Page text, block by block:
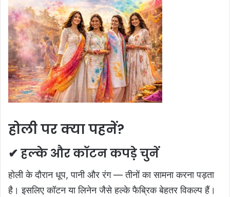
होली पर क्या पहनें?
✔ हल्के और कॉटन कपड़े चुनें
होली के दौरान धूप, पानी और रंग — तीनों का सामना करना पड़ता
है। इसलिए कॉटन या लिनेन जैसे हल्के फैब्रिक बेहतर विकल्प हैं।